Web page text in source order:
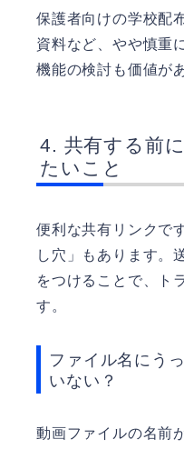
保護者向けの学校配
資料など、やや慎重
機能の検討も価値が
共有する前
たいこと
便利な共有リンクで
し穴」もあります。
をつけることで、ト
す。
ファイル名にう
いない？
動画ファイルの名前